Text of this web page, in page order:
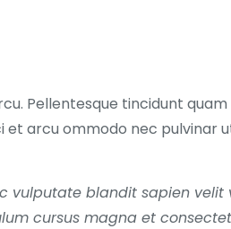
Pellentesque tincidunt
arcu ommodo nec pulvinar
vulputate blandit sapien
cursus magna et